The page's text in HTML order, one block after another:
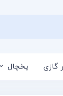
گازی یخچال